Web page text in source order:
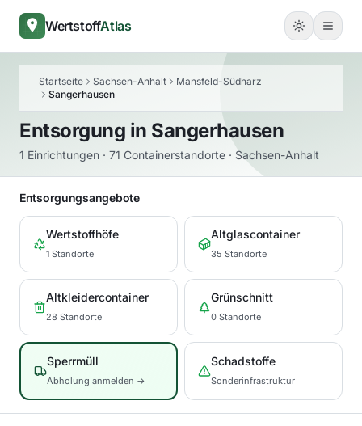
WertstoffAtlas
Startseite Sachsen-Anhalt
Mansfeld-Südharz
Sangerhausen
Entsorgung in Sangerhausen
1 Einrichtungen · 71 Containerstandorte · Sachsen-Anhalt
Entsorgungsangebote
Wertstoffhöfe
1 Standorte
Altglascontainer
35 Standorte
Altkleidercontainer
28 Standorte
Grünschnitt
0 Standorte
Sperrmüll
Abholung anmelden →
Schadstoffe
Sonderinfrastruktur